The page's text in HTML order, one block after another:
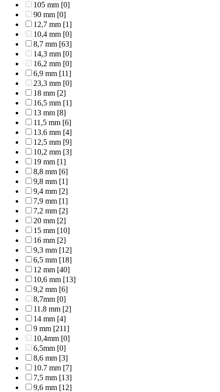
105 mm [0]
90 mm [0]
12,7 mm [1]
10,4 mm [0]
8,7 mm [63]
14,3 mm [0]
16,2 mm [0]
6,9 mm [11]
23,3 mm [0]
18 mm [2]
16,5 mm [1]
13 mm [8]
11,5 mm [6]
13.6 mm [4]
12,5 mm [9]
10,2 mm [3]
19 mm [1]
8,8 mm [6]
9,8 mm [1]
9,4 mm [2]
7,9 mm [1]
7,2 mm [2]
20 mm [2]
15 mm [10]
16 mm [2]
9,3 mm [12]
6,5 mm [18]
12 mm [40]
10,6 mm [13]
9,2 mm [6]
8,7mm [0]
11.8 mm [2]
14 mm [4]
9 mm [211]
10,4mm [0]
6,5mm [0]
8,6 mm [3]
10.7 mm [7]
7,5 mm [13]
9,6 mm [12]